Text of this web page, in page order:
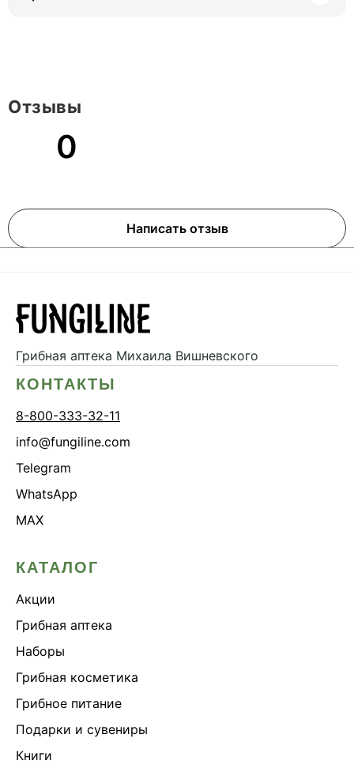
0
Написать отзыв
Отзывы
Грибная аптека Михаила Вишневского
КОНТАКТЫ
8-800-333-32-11
info@fungiline.com
Telegram
WhatsApp
MAX
КАТАЛОГ
Акции
Грибная аптека
Наборы
Грибная косметика
Грибное питание
Подарки и сувениры
Книги